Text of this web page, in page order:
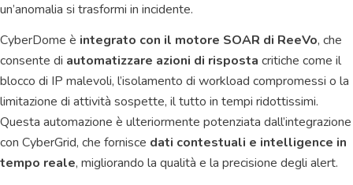
un’anomalia si trasformi in incidente.
CyberDome è integrato con il motore SOAR di ReeVo, che
consente di automatizzare azioni di risposta critiche come il
blocco di IP malevoli, l’isolamento di workload compromessi o la
limitazione di attività sospette, il tutto in tempi ridottissimi.
Questa automazione è ulteriormente potenziata dall’integrazione
con CyberGrid, che fornisce dati contestuali e intelligence in
tempo reale, migliorando la qualità e la precisione degli alert.